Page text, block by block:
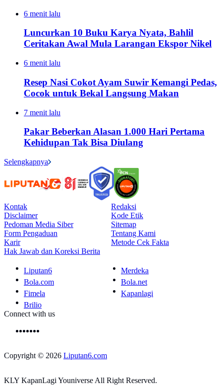
6 menit lalu
Luncurkan 10 Buku Karya Nyata, Bahlil
Ceritakan Awal Mula Larangan Ekspor Nikel
6 menit lalu
Resep Nasi Cokot Ayam Suwir Kemangi Pedas,
Cocok untuk Bekal Langsung Makan
7 menit lalu
Pakar Beberkan Alasan 1.000 Hari Pertama
Kehidupan Tak Bisa Diulang
Selengkapnya
Kontak
Redaksi
Disclaimer
Kode Etik
Pedoman Media Siber
Sitemap
Form Pengaduan
Tentang Kami
Karir
Metode Cek Fakta
Hak Jawab dan Koreksi Berita
Liputan6
Merdeka
Bola.com
Bola.net
Fimela
Kapanlagi
Brilio
Connect with us
Copyright © 2026 Liputan6.com
KLY KapanLagi Youniverse All Right Reserved.